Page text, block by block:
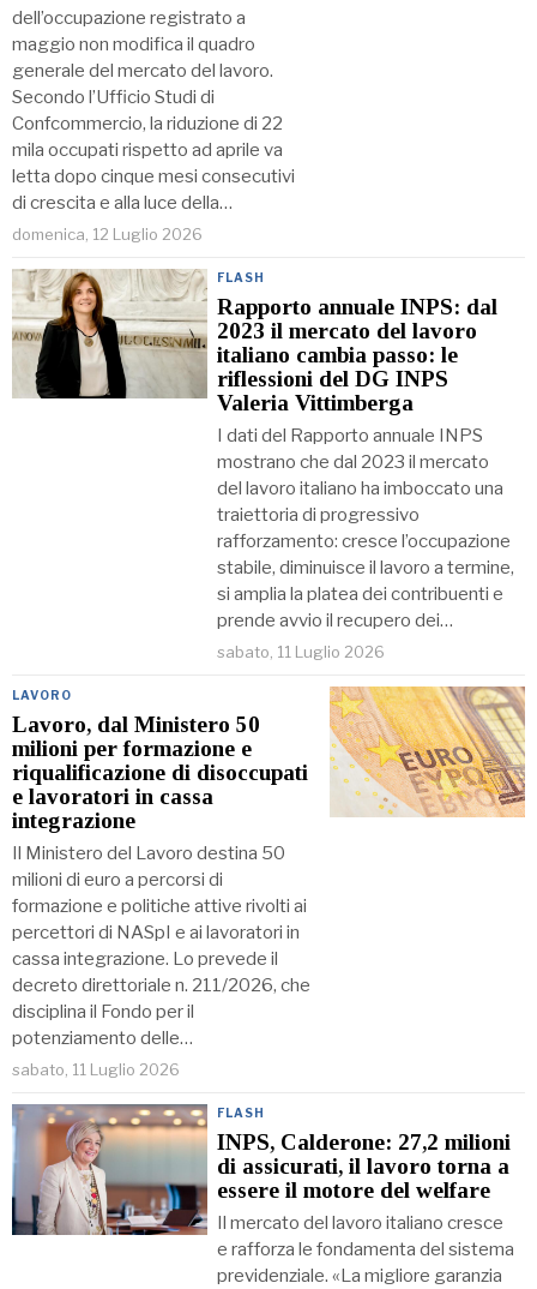
dell’occupazione registrato a
maggio non modifica il quadro
generale del mercato del lavoro.
Secondo l’Ufficio Studi di
Confcommercio, la riduzione di 22
mila occupati rispetto ad aprile va
letta dopo cinque mesi consecutivi
di crescita e alla luce della…
domenica, 12 Luglio 2026
FLASH
Rapporto annuale INPS: dal
2023 il mercato del lavoro
italiano cambia passo: le
riflessioni del DG INPS
Valeria Vittimberga
I dati del Rapporto annuale INPS
mostrano che dal 2023 il mercato
del lavoro italiano ha imboccato una
traiettoria di progressivo
rafforzamento: cresce l’occupazione
stabile, diminuisce il lavoro a termine,
si amplia la platea dei contribuenti e
prende avvio il recupero dei…
sabato, 11 Luglio 2026
LAVORO
Lavoro, dal Ministero 50
milioni per formazione e
riqualificazione di disoccupati
e lavoratori in cassa
integrazione
Il Ministero del Lavoro destina 50
milioni di euro a percorsi di
formazione e politiche attive rivolti ai
percettori di NASpI e ai lavoratori in
cassa integrazione. Lo prevede il
decreto direttoriale n. 211/2026, che
disciplina il Fondo per il
potenziamento delle…
sabato, 11 Luglio 2026
FLASH
INPS, Calderone: 27,2 milioni
di assicurati, il lavoro torna a
essere il motore del welfare
Il mercato del lavoro italiano cresce
e rafforza le fondamenta del sistema
previdenziale. «La migliore garanzia